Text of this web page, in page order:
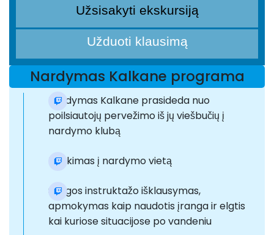
Užsisakyti ekskursiją
Užduoti klausimą
Nardymas Kalkane programa
Nardymas Kalkane prasideda nuo
poilsiautojų pervežimo iš jų viešbučių į
nardymo klubą
Išvykimas į nardymo vietą
Saugos instruktažo išklausymas,
apmokymas kaip naudotis įranga ir elgtis
kai kuriose situacijose po vandeniu